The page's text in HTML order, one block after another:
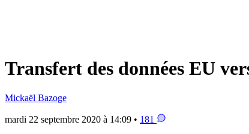
Transfert des données EU
Mickaël Bazoge
mardi 22 septembre 2020 à 14:09 • 181